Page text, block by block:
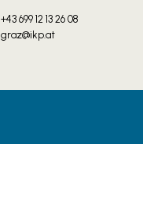
+43 699 12 13 26 08
graz@ikp.at